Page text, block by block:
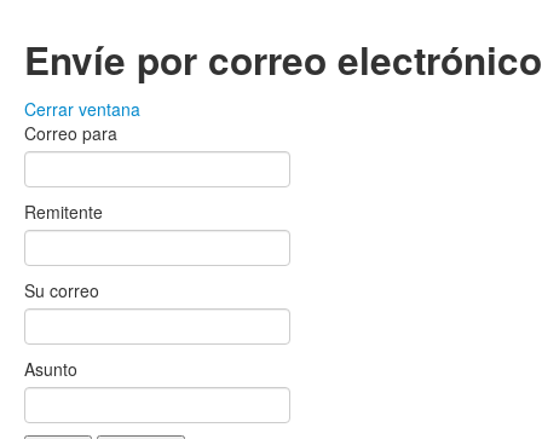
Envíe por correo
Cerrar ventana
Correo para
Remitente
Su correo
Asunto